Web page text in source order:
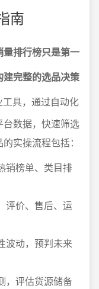
南
排行榜只是第一
完整的选品决策
具，通过自动化
数据，快速筛选
实操流程包括：
销榜单、类目排
评价、售后、运
波动，预判未来
，评估货源储备